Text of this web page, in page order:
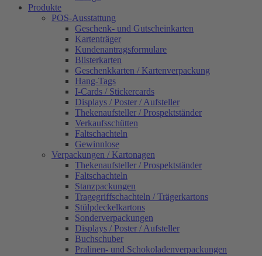
Produkte
POS-Ausstattung
Geschenk- und Gutscheinkarten
Kartenträger
Kundenantragsformulare
Blisterkarten
Geschenkkarten / Kartenverpackung
Hang-Tags
I-Cards / Stickercards
Displays / Poster / Aufsteller
Thekenaufsteller / Prospektständer
Verkaufsschütten
Faltschachteln
Gewinnlose
Verpackungen / Kartonagen
Thekenaufsteller / Prospektständer
Faltschachteln
Stanzpackungen
Tragegriffschachteln / Trägerkartons
Stülpdeckelkartons
Sonderverpackungen
Displays / Poster / Aufsteller
Buchschuber
Pralinen- und Schokoladenverpackungen